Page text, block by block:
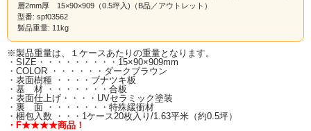
■■■お届けについて■■■
お届けは、一階の軒先渡しとなります。
屋内への荷運びはお受け致しかねますので、荷受けのご用意をお願いいたしま
す。
ドライバーは、原則、一人での配送となりますので、ご理解くださいませ。
層2mm厚 15×90×909（0.5坪入)（B品／アウトレット）
型番: spf03562
製品重量: 11kg
※製品重量は、１ケースあたりの重量となります。
・SIZE・・・・・・・・・15×90×909mm
・COLOR ・・・・・・ダークブラウン
・表面樹種 ・・・・ブナツキ板
・基 材 ・・・・・・・合板
・表面仕上げ・・・・UVセラミック塗装
・裏 面 ・・・・・・・特殊緩衝材
・梱包入数 ・・・1ケース20枚入り/1.63平米（約0.5坪）
・F★★★★商品！